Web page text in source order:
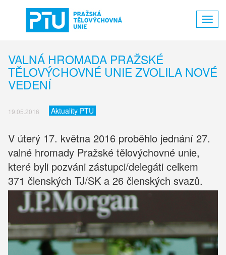
VALNÁ HROMADA PRAŽSKÉ
TĚLOVÝCHOVNÉ UNIE ZVOLILA NOVÉ
VEDENÍ
19.05.2016 Aktuality PTU
V úterý 17. května 2016 proběhlo jednání 27.
valné hromady Pražské tělovýchovné unie,
které byli pozváni zástupci/delegáti celkem
371 členských TJ/SK a 26 členských svazů.